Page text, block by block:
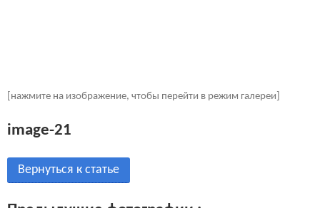
[нажмите на изображение, чтобы перейти в режим галереи]
image-21
Вернуться к статье